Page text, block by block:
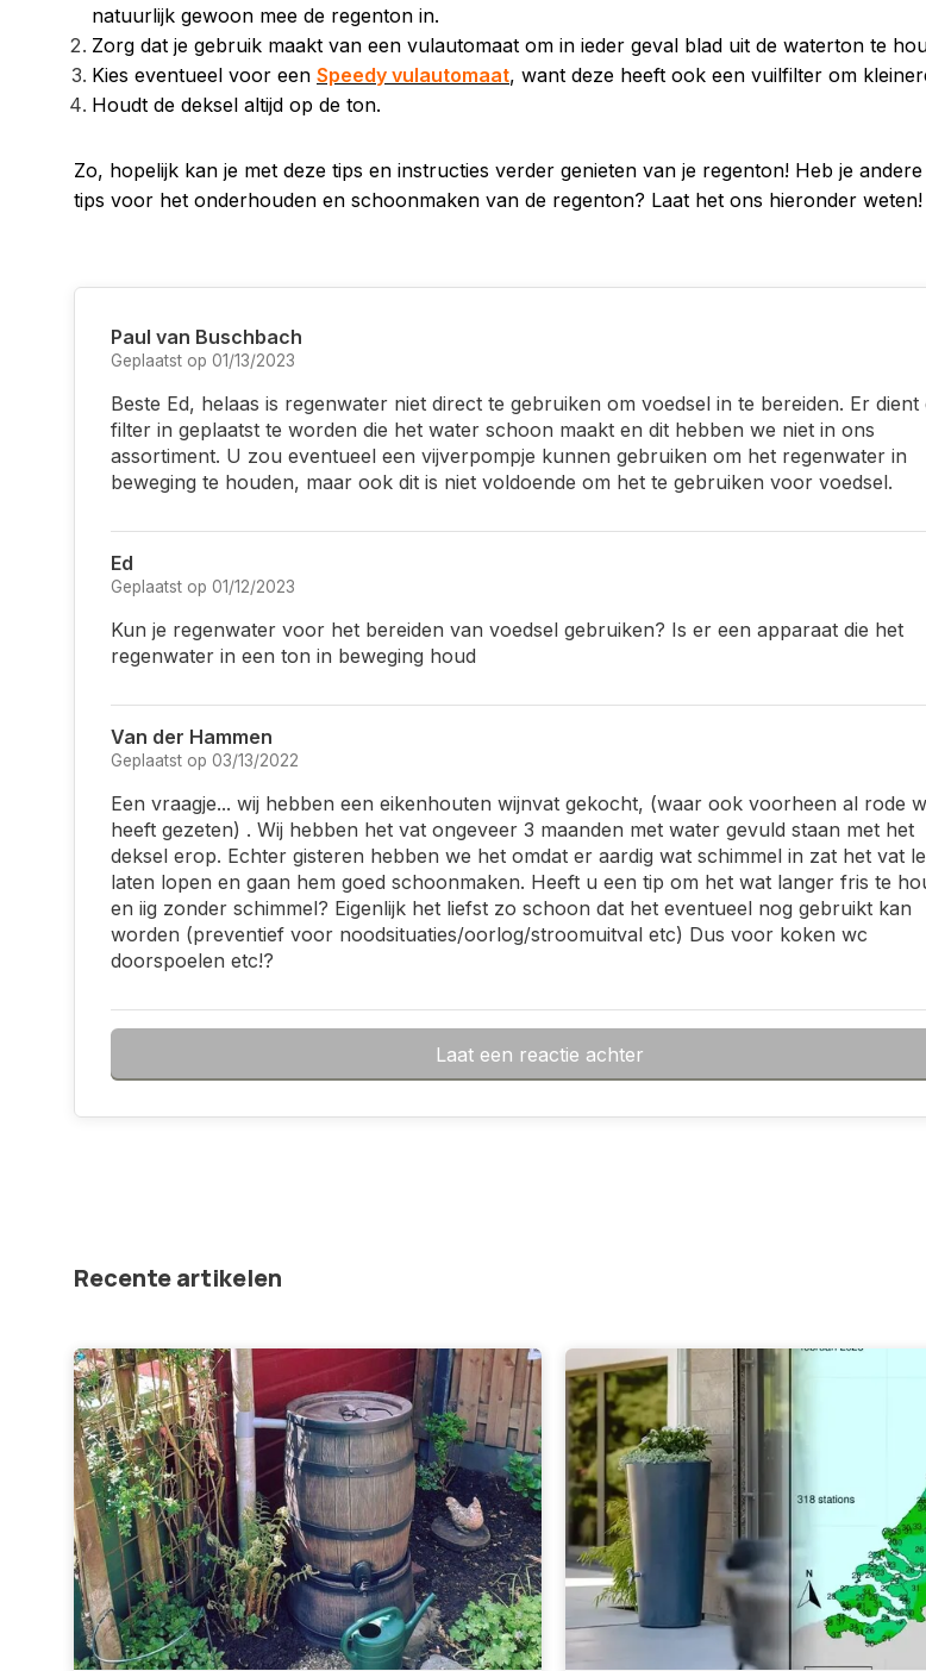
natuurlijk gewoon mee de regenton in.
Zorg dat je gebruik maakt van een vulautomaat om in ieder geval blad uit de waterton te
Kies eventueel voor een Speedy vulautomaat, want deze heeft ook een vuilfilter om
Houdt de deksel altijd op de ton.
Zo, hopelijk kan je met deze tips en instructies verder genieten van je regenton! Heb je
tips voor het onderhouden en schoonmaken van de regenton? Laat het ons hieronder weten!
Paul van Buschbach
Geplaatst op 01/13/2023
Beste Ed, helaas is regenwater niet direct te gebruiken om voedsel in te bereiden. Er dient
filter in geplaatst te worden die het water schoon maakt en dit hebben we niet in ons
assortiment. U zou eventueel een vijverpompje kunnen gebruiken om het regenwater in
beweging te houden, maar ook dit is niet voldoende om het te gebruiken voor voedsel.
Ed
Geplaatst op 01/12/2023
Kun je regenwater voor het bereiden van voedsel gebruiken? Is er een apparaat die het
regenwater in een ton in beweging houd
Van der Hammen
Geplaatst op 03/13/2022
Een vraagje... wij hebben een eikenhouten wijnvat gekocht, (waar ook voorheen al rode
heeft gezeten) . Wij hebben het vat ongeveer 3 maanden met water gevuld staan met het
deksel erop. Echter gisteren hebben we het omdat er aardig wat schimmel in zat het vat
laten lopen en gaan hem goed schoonmaken. Heeft u een tip om het wat langer fris te
en iig zonder schimmel? Eigenlijk het liefst zo schoon dat het eventueel nog gebruikt kan
worden (preventief voor noodsituaties/oorlog/stroomuitval etc) Dus voor koken wc
doorspoelen etc!?
Laat een reactie achter
Recente artikelen